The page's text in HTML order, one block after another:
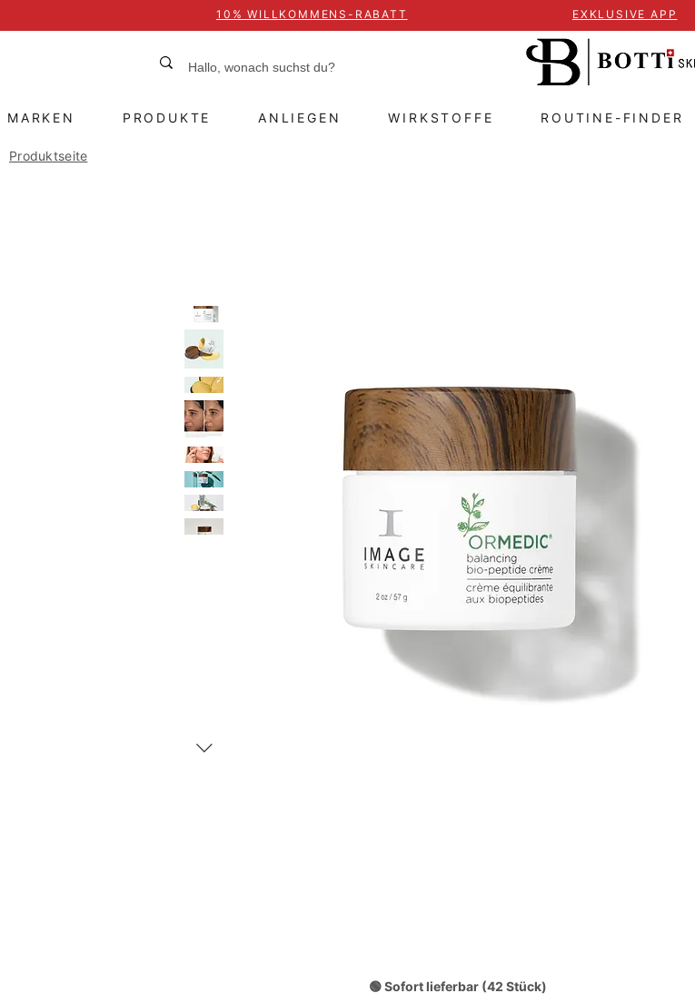
10% WILLKOMMENS-RABATT EXKLUSIVE APP
MARKEN PRODUKTE ANLIEGEN WIRKSTOFFE ROUTINE-FINDER
Produktseite
🟢 Sofort lieferbar (42 Stück)